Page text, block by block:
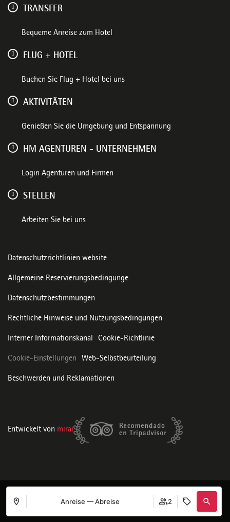
Anreise — Abreise 2
TRANSFER
Bequeme Anreise zum Hotel
FLUG + HOTEL
Buchen Sie Flug + Hotel bei uns
AKTIVITÄTEN
Genießen Sie die Umgebung und Entspannung
HM AGENTUREN - UNTERNEHMEN
Login Agenturen und Firmen
STELLEN
Arbeiten Sie bei uns
Datenschutzrichtlinien website
Allgemeine Reservierungsbedingunge
Datenschutzbestimmungen
Rechtliche Hinweise und Nutzungsbedingungen
Interner Informationskanal Cookie-Richtlinie
Cookie-Einstellungen Web-Selbstbeurteilung
Beschwerden und Reklamationen
Entwickelt von mirai